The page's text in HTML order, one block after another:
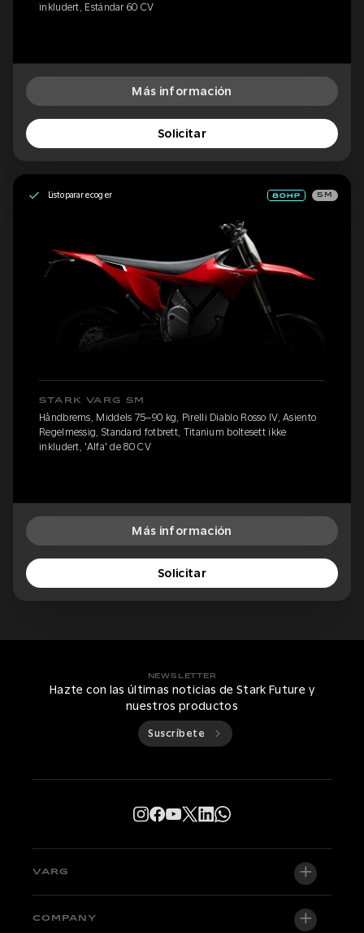
inkludert, Estándar 60 CV
Más información
Solicitar
Listo para recoger SM
STARK VARG SM
Håndbrems, Middels 75–90 kg, Pirelli Diablo Rosso IV, Asiento
Regelmessig, Standard fotbrett, Titanium boltesett ikke
inkludert, 'Alfa' de 80 CV
Más información
Solicitar
NEWSLETTER
Hazte con las últimas noticias de Stark Future y
nuestros productos
Suscríbete
VARG
VARG EX
COMPANY